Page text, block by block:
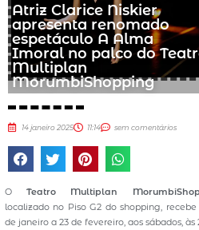
Atriz Clarice Niskier
apresenta renomado
espetáculo A Alma
Imoral no palco do
Multiplan
MorumbiShopping
14 janeiro 2025 11:14 sem comentários
OTeatro Multiplan
localizado no Piso G2 do shopping, recebe
de janeiro a 23 de fevereiro, aos sábados, às